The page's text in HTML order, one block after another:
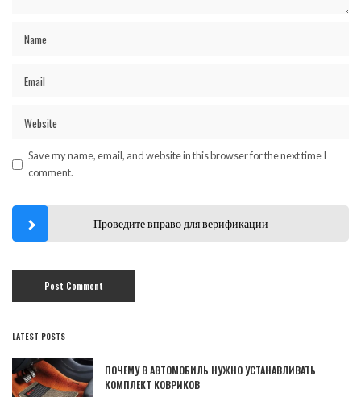
Save my name, email, and website in this browser for the next time I
comment.
Проведите вправо для верификации
LATEST POSTS
ПОЧЕМУ В АВТОМОБИЛЬ НУЖНО УСТАНАВЛИВАТЬ
КОМПЛЕКТ КОВРИКОВ